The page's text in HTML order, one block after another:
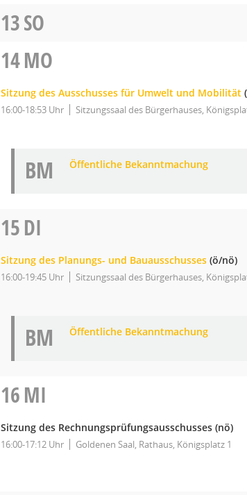
13SO
14MO
Sitzung des Ausschusses für Umwelt und Mobilität
16:00-18:53 Uhr Sitzungssaal des Bürgerhauses,
BM Öffentliche Bekanntmachung
15DI
Sitzung des Planungs- und Bauausschusses (ö/nö)
16:00-19:45 Uhr Sitzungssaal des Bürgerhauses,
BM Öffentliche Bekanntmachung
16MI
Sitzung des Rechnungsprüfungsausschusses (nö)
16:00-17:12 Uhr Goldenen Saal, Rathaus, Königsplatz 1